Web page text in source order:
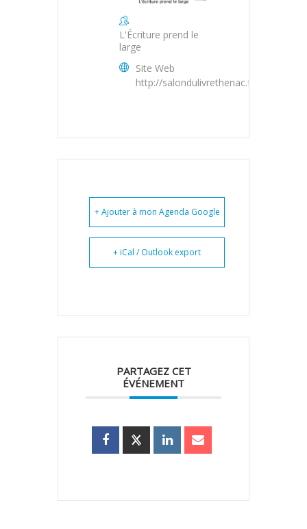
L'Écriture prend le
large
Site Web
http://salondulivrethenac.fr/
+ Ajouter à mon Agenda Google
+ iCal / Outlook export
PARTAGEZ CET
ÉVÉNEMENT